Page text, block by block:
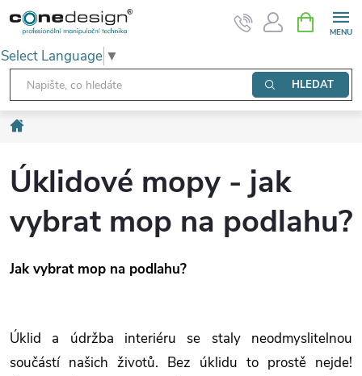
Přejít
obsah
Select Language ▼
HLEDAT
NÁKUPNÍ
KOŠÍK
Úklidové mopy - jak
vybrat mop na podlahu?
Jak vybrat mop na podlahu?
Úklid a údržba interiéru se staly neodmyslitelnou
součástí našich životů. Bez úklidu to prostě nejde!